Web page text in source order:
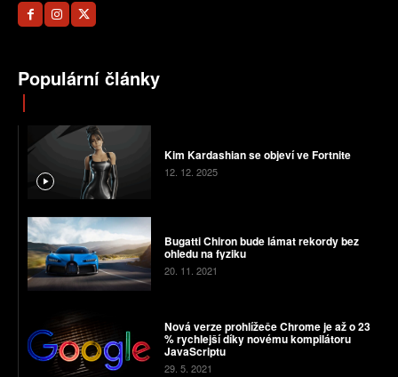
Populární články
Kim Kardashian se objeví ve Fortnite
12. 12. 2025
Bugatti Chiron bude lámat rekordy bez
ohledu na fyziku
20. 11. 2021
Nová verze prohlížeče Chrome je až o 23
% rychlejší díky novému kompilátoru
JavaScriptu
29. 5. 2021